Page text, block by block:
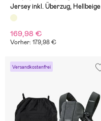
Jersey inkl. Überzug, Hellbeige
169,98 €
Vorher: 179,98 €
Versandkostenfrei